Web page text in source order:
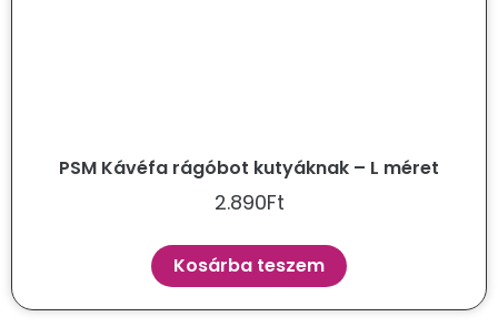
PSM Kávéfa rágóbot kutyáknak – L méret
2.890Ft
Kosárba teszem